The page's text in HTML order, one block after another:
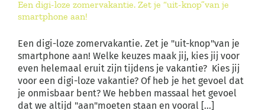
Een digi-loze zomervakantie. Zet je “uit-knop”van je
smartphone aan!
Een digi-loze zomervakantie. Zet je "uit-knop"van je
smartphone aan! Welke keuzes maak jij, kies jij voor
even helemaal eruit zijn tijdens je vakantie? Kies jij
voor een digi-loze vakantie? Of heb je het gevoel dat
je onmisbaar bent? We hebben massaal het gevoel
dat we altijd "aan"moeten staan en vooral [...]